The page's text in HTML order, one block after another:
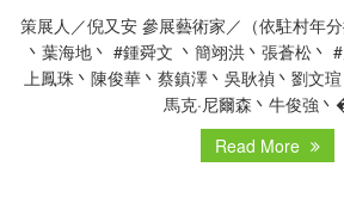
策展人／倪又安 參展藝術家／（依駐村年
丶葉海地丶 #鍾舜文 丶簡翊洪丶張蒼松丶
上鳳珠丶陳俊華丶蔡鎮澤丶吳耿禎丶劉文
馬克·尼爾森丶牛俊強
Read More